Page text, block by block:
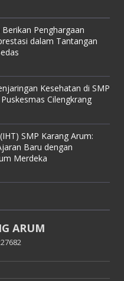
Penghargaan
dalam Tantangan
Kesehatan di SMP
Cilengkrang
SMP Karang Arum:
Baru dengan
Merdeka
ARUM